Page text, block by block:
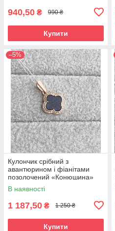
940,50 ₴ 990 ₴
Купити
–5%
Кулончик срібний з
авантюрином і фіанітами
позолочений «Конюшина»
В наявності
1 187,50 ₴ 1 250 ₴
Купити